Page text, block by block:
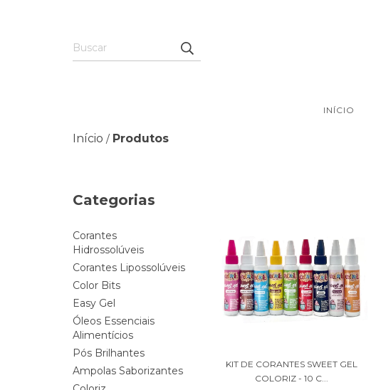
INÍCIO
Início / Produtos
Categorias
Corantes
Hidrossolúveis
Corantes Lipossolúveis
Color Bits
Easy Gel
Óleos Essenciais
Alimentícios
Pós Brilhantes
Ampolas Saborizantes
KIT DE CORANTES SWEET GEL
COLORIZ - 10 C...